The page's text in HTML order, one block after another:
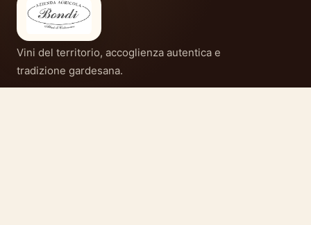
Vini del territorio, accoglienza autentica e
tradizione gardesana.